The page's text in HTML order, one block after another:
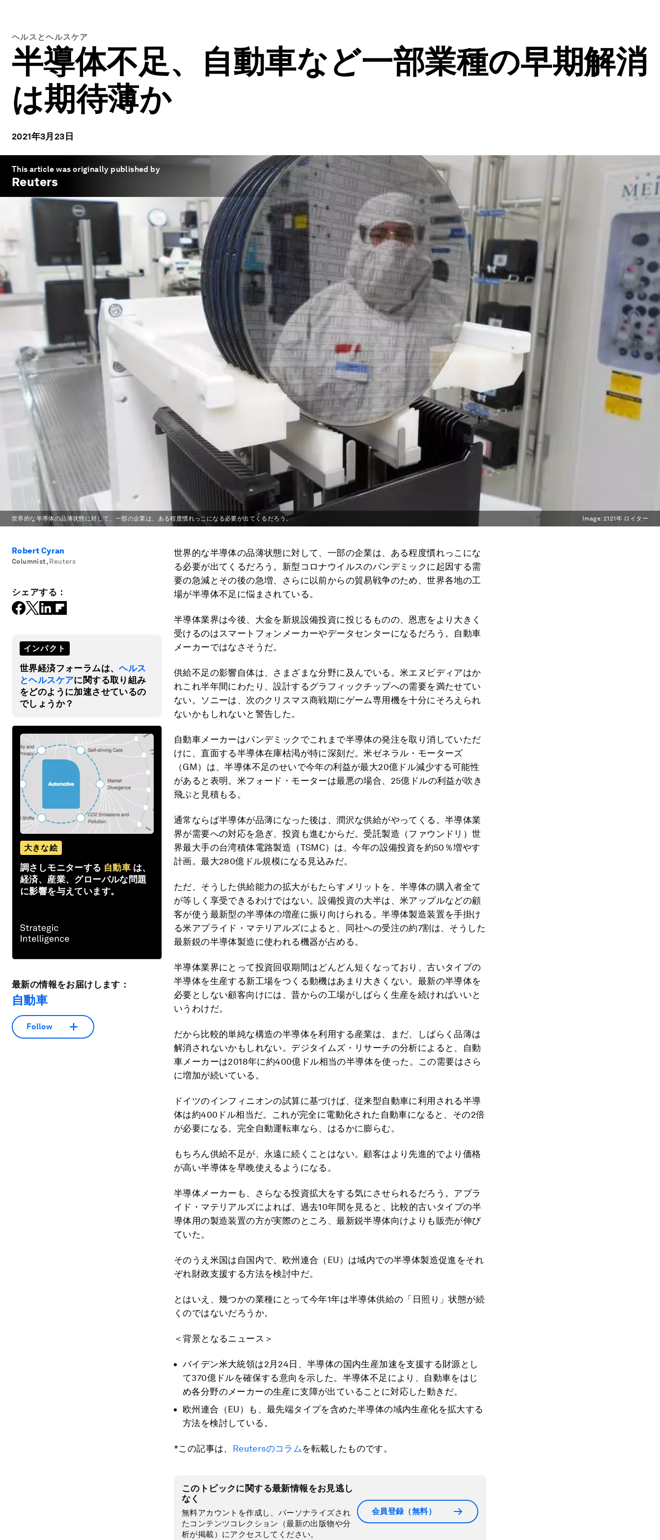
ヘルスとヘルスケア
半導体不足、自動車など一部業種の早期解消
は期待薄か
2021年3月23日
This article was originally published by
Reuters
世界的な半導体の品薄状態に対して、一部の企業は、ある程度慣れっこになる必要が出てくるだろう。 Image: 2121年 ロイター
Robert Cyran
Columnist, Reuters
シェアする：
インパクト
世界経済フォーラムは、ヘルス
とヘルスケアに関する取り組み
をどのように加速させているの
でしょうか？
大きな絵
調さしモニターする 自動車 は、
経済、産業、グローバルな問題
に影響を与えています。
最新の情報をお届けします：
自動車
Follow
世界的な半導体の品薄状態に対して、一部の企業は、ある程度慣れっこにな
る必要が出てくるだろう。新型コロナウイルスのパンデミックに起因する需
要の急減とその後の急増、さらに以前からの貿易戦争のため、世界各地の工
場が半導体不足に悩まされている。
半導体業界は今後、大金を新規設備投資に投じるものの、恩恵をより大きく
受けるのはスマートフォンメーカーやデータセンターになるだろう。自動車
メーカーではなさそうだ。
供給不足の影響自体は、さまざまな分野に及んでいる。米エヌビディアはか
れこれ半年間にわたり、設計するグラフィックチップへの需要を満たせてい
ない。ソニーは、次のクリスマス商戦期にゲーム専用機を十分にそろえられ
ないかもしれないと警告した。
自動車メーカーはパンデミックでこれまで半導体の発注を取り消していただ
けに、直面する半導体在庫枯渇が特に深刻だ。米ゼネラル・モーターズ
（GM）は、半導体不足のせいで今年の利益が最大20億ドル減少する可能性
があると表明。米フォード・モーターは最悪の場合、25億ドルの利益が吹き
飛ぶと見積もる。
通常ならば半導体が品薄になった後は、潤沢な供給がやってくる。半導体業
界が需要への対応を急ぎ、投資も進むからだ。受託製造（ファウンドリ）世
界最大手の台湾積体電路製造（TSMC）は、今年の設備投資を約50％増やす
計画。最大280億ドル規模になる見込みだ。
ただ、そうした供給能力の拡大がもたらすメリットを、半導体の購入者全て
が等しく享受できるわけではない。設備投資の大半は、米アップルなどの顧
客が使う最新型の半導体の増産に振り向けられる。半導体製造装置を手掛け
る米アプライド・マテリアルズによると、同社への受注の約7割は、そうした
最新鋭の半導体製造に使われる機器が占める。
半導体業界にとって投資回収期間はどんどん短くなっており、古いタイプの
半導体を生産する新工場をつくる動機はあまり大きくない。最新の半導体を
必要としない顧客向けには、昔からの工場がしばらく生産を続ければいいと
いうわけだ。
だから比較的単純な構造の半導体を利用する産業は、まだ、しばらく品薄は
解消されないかもしれない。デジタイムズ・リサーチの分析によると、自動
車メーカーは2018年に約400億ドル相当の半導体を使った。この需要はさら
に増加が続いている。
ドイツのインフィニオンの試算に基づけば、従来型自動車に利用される半導
体は約400ドル相当だ。これが完全に電動化された自動車になると、その2倍
が必要になる。完全自動運転車なら、はるかに膨らむ。
もちろん供給不足が、永遠に続くことはない。顧客はより先進的でより価格
が高い半導体を早晩使えるようになる。
半導体メーカーも、さらなる投資拡大をする気にさせられるだろう。アプラ
イド・マテリアルズによれば、過去10年間を見ると、比較的古いタイプの半
導体用の製造装置の方が実際のところ、最新鋭半導体向けよりも販売が伸び
ていた。
そのうえ米国は自国内で、欧州連合（EU）は域内での半導体製造促進をそれ
ぞれ財政支援する方法を検討中だ。
とはいえ、幾つかの業種にとって今年1年は半導体供給の「日照り」状態が続
くのではないだろうか。
＜背景となるニュース＞
バイデン米大統領は2月24日、半導体の国内生産加速を支援する財源とし
て370億ドルを確保する意向を示した。半導体不足により、自動車をはじ
め各分野のメーカーの生産に支障が出ていることに対応した動きだ。
欧州連合（EU）も、最先端タイプを含めた半導体の域内生産化を拡大する
方法を検討している。
*この記事は、 Reutersのコラムを転載したものです。
このトピックに関する最新情報をお見逃し
なく
無料アカウントを作成し、パーソナライズされ
たコンテンツコレクション（最新の出版物や分
析が掲載）にアクセスしてください。
会員登録（無料）